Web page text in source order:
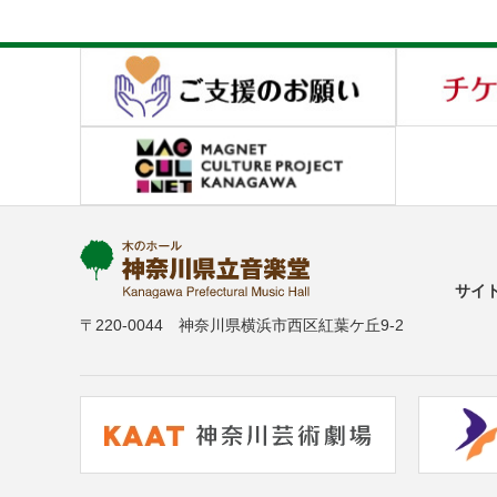
〒220-0044 神奈川県横浜市西区紅葉ケ丘9-2
サイ